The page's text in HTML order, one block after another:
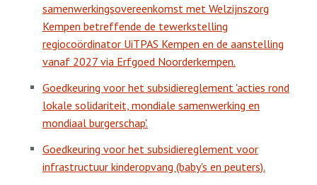
samenwerkingsovereenkomst met Welzijnszorg
Kempen betreffende de tewerkstelling
regiocoördinator UiTPAS Kempen en de aanstelling
vanaf 2027 via Erfgoed Noorderkempen.
Goedkeuring voor het subsidiereglement 'acties rond
lokale solidariteit, mondiale samenwerking en
mondiaal burgerschap'.
Goedkeuring voor het subsidiereglement voor
infrastructuur kinderopvang (baby's en peuters).